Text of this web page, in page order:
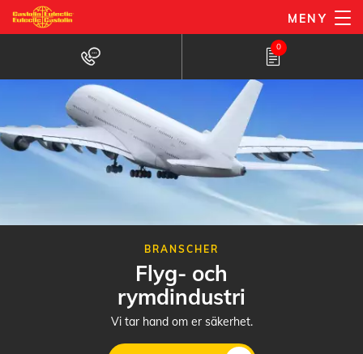
Hoppa
till
huvudinnehåll
MENY
0
BRANSCHER
Flyg- och
rymdindustri
Vi tar hand om er säkerhet.